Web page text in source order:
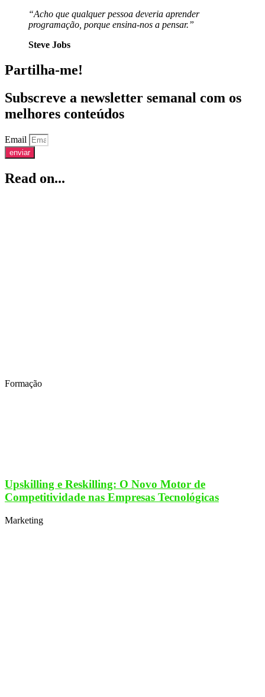
“Acho que qualquer pessoa deveria aprender
programação, porque ensina-nos a pensar.”
Steve Jobs
Partilha-me!
Subscreve a newsletter semanal com os
melhores conteúdos
Email
enviar
Read on...
Formação
Upskilling e Reskilling: O Novo Motor de
Competitividade nas Empresas Tecnológicas
Marketing